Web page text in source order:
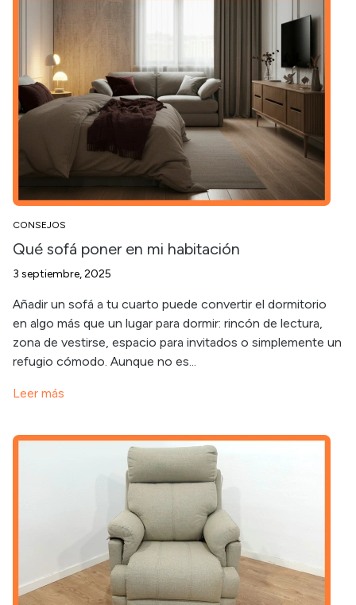
CONSEJOS
Qué sofá poner en mi habitación
3 septiembre, 2025
Añadir un sofá a tu cuarto puede convertir el dormitorio
en algo más que un lugar para dormir: rincón de lectura,
zona de vestirse, espacio para invitados o simplemente un
refugio cómodo. Aunque no es...
Leer más